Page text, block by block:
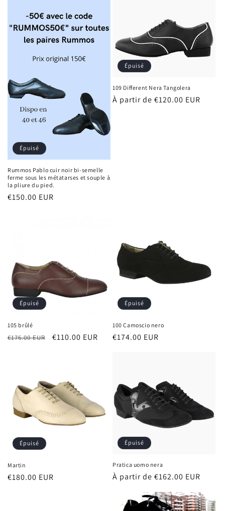
Épuisé
Rummos Pablo cuir noir bi-semelle
ferme sous les métatarses et souple à
la pliure du pied.
Prix
€150.00 EUR
Épuisé
109 Different Nera Tangolera
Prix
À partir de €120.00 EUR
Épuisé
105 brûlé
Prix
€176.00 EUR
Prix
€110.00 EUR
Épuisé
100 Camoscio nero
Prix
€174.00 EUR
Épuisé
Martin
Prix
€180.00 EUR
Épuisé
Pratica uomo nera
Prix
À partir de €162.00 EUR